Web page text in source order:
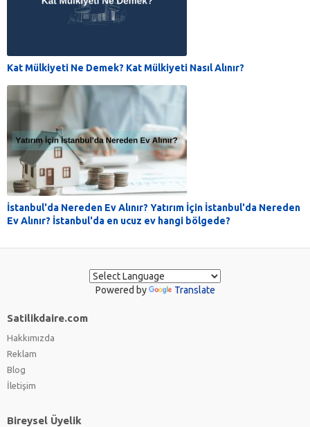
Kat Mülkiyeti Ne Demek? Kat Mülkiyeti Nasıl Alınır?
İstanbul'da Nereden Ev Alınır? Yatırım İçin İstanbul'da Nereden
Ev Alınır? İstanbul'da en ucuz ev hangi bölgede?
Powered by Translate
Satilikdaire.com
Hakkımızda
Reklam
Blog
İletişim
Bireysel Üyelik